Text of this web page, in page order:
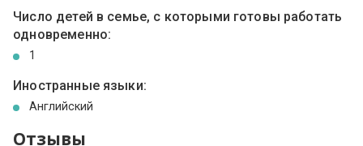
Число детей в семье, с которыми готовы работать
одновременно:
1
Иностранные языки:
Английский
Отзывы